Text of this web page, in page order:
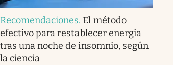
Recomendaciones. El método
efectivo para restablecer energía
tras una noche de insomnio, según
la ciencia